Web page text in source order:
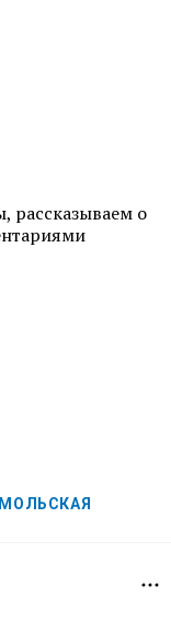
рассказываем о